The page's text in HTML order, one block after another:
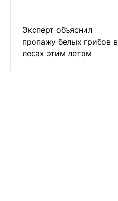
Эксперт объяснил
пропажу белых грибов в
лесах этим летом